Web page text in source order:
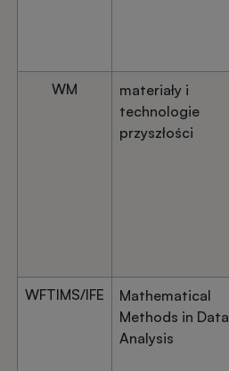
WM
materiały i
technologie
przyszłości
WFTIMS/IFE
Mathematical
Methods in Data
Analysis